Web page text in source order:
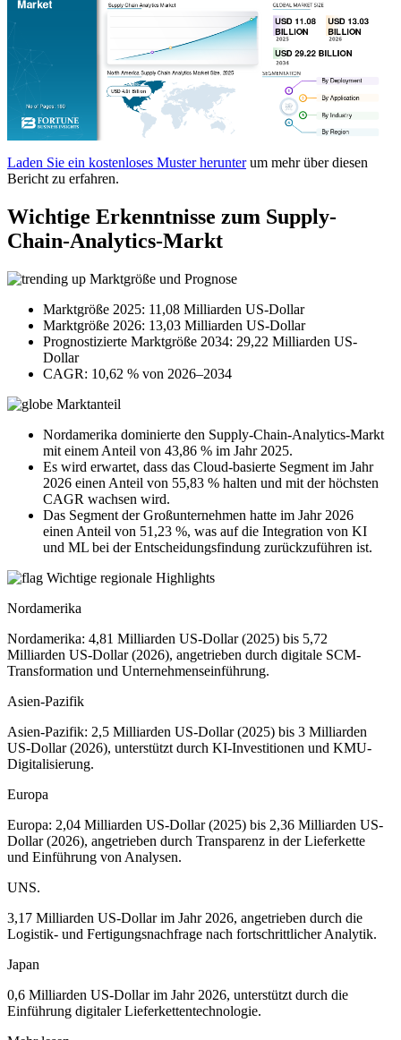
Laden Sie ein kostenloses Muster herunterum mehr über diesen
Bericht zu erfahren.
Wichtige Erkenntnisse zum Supply-
Chain-Analytics-Markt
Marktgröße und Prognose
Marktgröße 2025: 11,08 Milliarden US-Dollar
Marktgröße 2026: 13,03 Milliarden US-Dollar
Prognostizierte Marktgröße 2034: 29,22 Milliarden US-
Dollar
CAGR: 10,62 % von 2026–2034
Marktanteil
Nordamerika dominierte den Supply-Chain-Analytics-Markt
mit einem Anteil von 43,86 % im Jahr 2025.
Es wird erwartet, dass das Cloud-basierte Segment im Jahr
2026 einen Anteil von 55,83 % halten und mit der höchsten
CAGR wachsen wird.
Das Segment der Großunternehmen hatte im Jahr 2026
einen Anteil von 51,23 %, was auf die Integration von KI
und ML bei der Entscheidungsfindung zurückzuführen ist.
Wichtige regionale Highlights
Nordamerika
Nordamerika: 4,81 Milliarden US-Dollar (2025) bis 5,72
Milliarden US-Dollar (2026), angetrieben durch digitale SCM-
Transformation und Unternehmenseinführung.
Asien-Pazifik
Asien-Pazifik: 2,5 Milliarden US-Dollar (2025) bis 3 Milliarden
US-Dollar (2026), unterstützt durch KI-Investitionen und KMU-
Digitalisierung.
Europa
Europa: 2,04 Milliarden US-Dollar (2025) bis 2,36 Milliarden US-
Dollar (2026), angetrieben durch Transparenz in der Lieferkette
und Einführung von Analysen.
UNS.
3,17 Milliarden US-Dollar im Jahr 2026, angetrieben durch die
Logistik- und Fertigungsnachfrage nach fortschrittlicher Analytik.
Japan
0,6 Milliarden US-Dollar im Jahr 2026, unterstützt durch die
Einführung digitaler Lieferkettentechnologie.